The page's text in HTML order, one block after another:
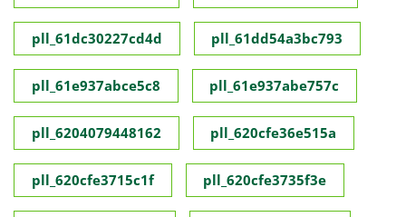
pll_61dc30227cd4d pll_61dd54a3bc793
pll_61e937abce5c8 pll_61e937abe757c
pll_6204079448162 pll_620cfe36e515a
pll_620cfe3715c1f pll_620cfe3735f3e